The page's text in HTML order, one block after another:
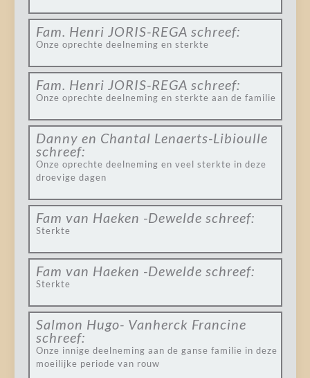
Fam. Henri JORIS-REGA schreef:
Onze oprechte deelneming en sterkte
Fam. Henri JORIS-REGA schreef:
Onze oprechte deelneming en sterkte aan de familie
Danny en Chantal Lenaerts-Libioulle
schreef:
Onze oprechte deelneming en veel sterkte in deze
droevige dagen
Fam van Haeken -Dewelde schreef:
Sterkte
Fam van Haeken -Dewelde schreef:
Sterkte
Salmon Hugo- Vanherck Francine
schreef:
Onze innige deelneming aan de ganse familie in deze
moeilijke periode van rouw